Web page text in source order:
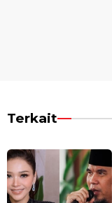
Terkait